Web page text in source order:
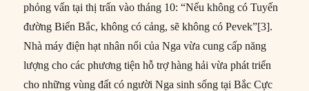
phỏng vấn tại thị trấn vào tháng 10: “Nếu không có Tuyến
đường Biển Bắc, không có cảng, sẽ không có Pevek”[3].
Nhà máy điện hạt nhân nổi của Nga vừa cung cấp năng
lượng cho các phương tiện hỗ trợ hàng hải vừa phát triển
cho những vùng đất có người Nga sinh sống tại Bắc Cực